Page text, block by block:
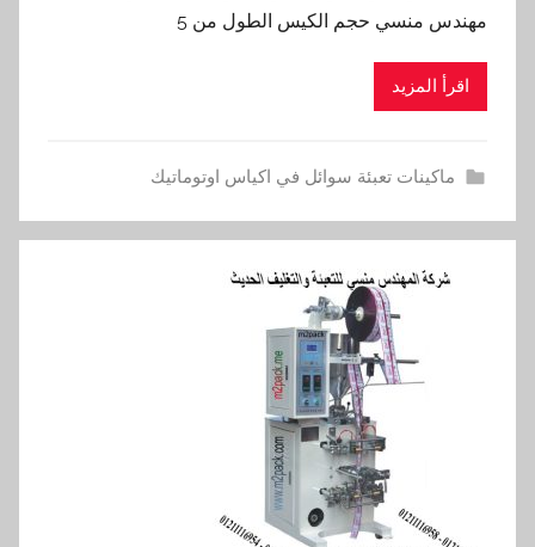
مهندس منسي حجم الكيس الطول من 5
اقرأ المزيد
ماكينات تعبئة سوائل في اكياس اوتوماتيك